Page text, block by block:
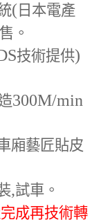
( 日本電產
。
技術提供)
300M/min
廂藝匠貼皮
,試車。
成再技術轉